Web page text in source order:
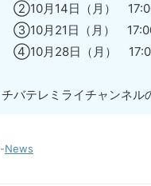
②10月14日（月）
③10月21日（月）
④10月28日（月）
チバテレミライチャンネル
-News